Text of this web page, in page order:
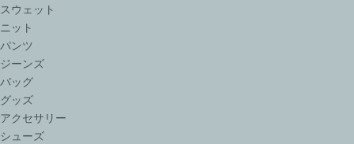
スウェット
ニット
パンツ
ジーンズ
バッグ
グッズ
アクセサリー
シューズ